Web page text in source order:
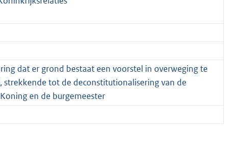
dat er grond bestaat een voorstel in overweging te
tot de deconstitutionalisering van de
en de burgemeester